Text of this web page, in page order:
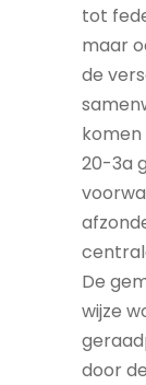
tot
maar
de
20-3a
De
wijze
door